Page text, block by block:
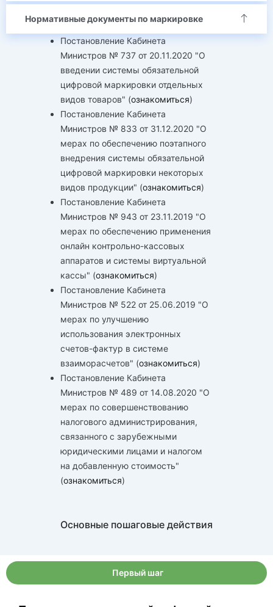
Нормативные документы по маркировке
Постановление Кабинета
Министров № 737 от 20.11.2020 "О
введении системы обязательной
цифровой маркировки отдельных
видов товаров" (ознакомиться)
Постановление Кабинета
Министров № 833 от 31.12.2020 "О
мерах по обеспечению поэтапного
внедрения системы обязательной
цифровой маркировки некоторых
видов продукции" (ознакомиться)
Постановление Кабинета
Министров № 943 от 23.11.2019 "О
мерах по обеспечению применения
онлайн контрольно-кассовых
аппаратов и системы виртуальной
кассы" (ознакомиться)
Постановление Кабинета
Министров № 522 от 25.06.2019 "О
мерах по улучшению
использования электронных
счетов-фактур в системе
взаиморасчетов" (ознакомиться)
Постановление Кабинета
Министров № 489 от 14.08.2020 "О
мерах по совершенствованию
налогового администрирования,
связанного с зарубежными
юридическими лицами и налогом
на добавленную стоимость"
(ознакомиться)
Основные пошаговые действия
Первый шаг